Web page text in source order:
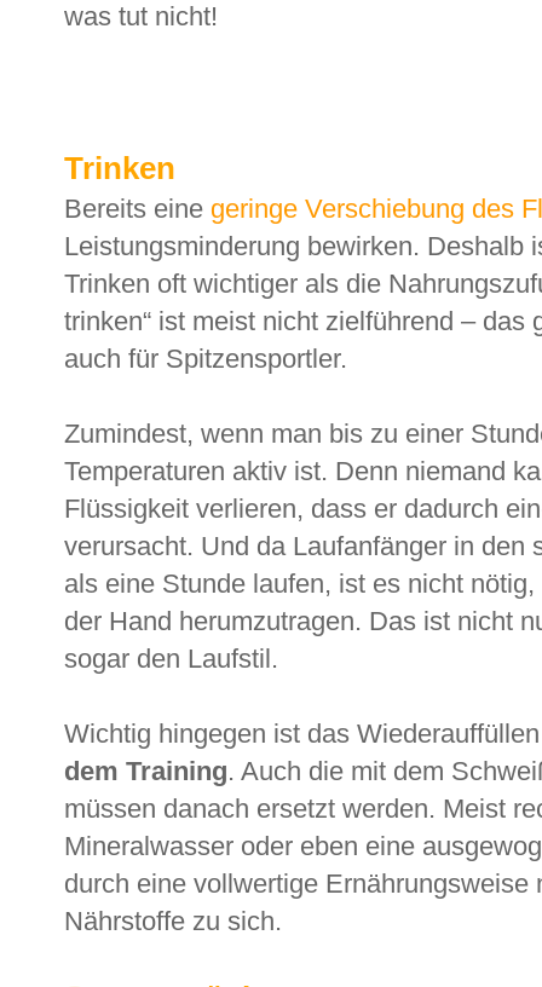
was tut nicht!
Trinken
Bereits eine geringe Verschiebung des
Leistungsminderung bewirken. Deshalb
Trinken oft wichtiger als die
trinken“ ist meist nicht zielführend – das
auch für Spitzensportler.
Zumindest, wenn man bis zu einer
Temperaturen aktiv ist. Denn niemand
Flüssigkeit verlieren, dass er dadurch
verursacht. Und da Laufanfänger in den
als eine Stunde laufen, ist es nicht
der Hand herumzutragen. Das ist nicht
sogar den Laufstil.
Wichtig hingegen ist das
dem Training. Auch die mit dem
müssen danach ersetzt werden. Meist
Mineralwasser oder eben eine
durch eine vollwertige Ernährungsweise
Nährstoffe zu sich.